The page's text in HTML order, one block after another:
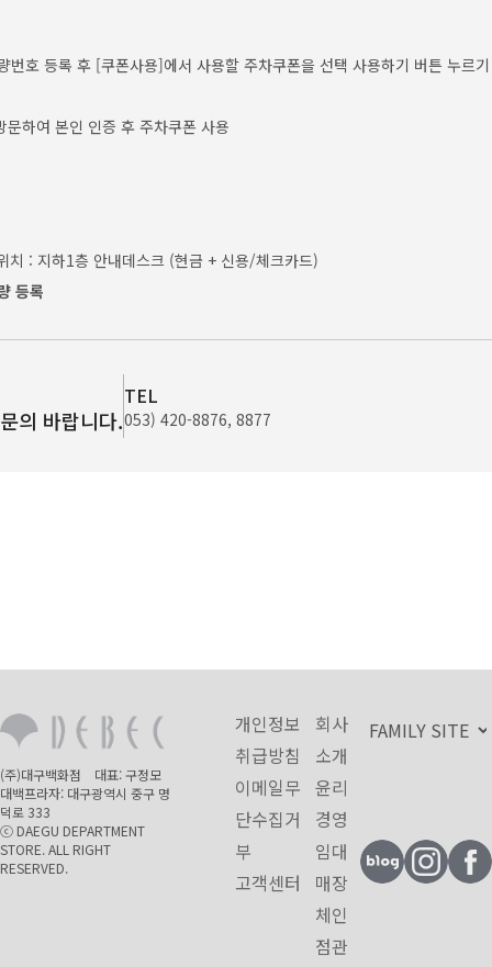
호 등록 후 [쿠폰사용]에서 사용할 주차쿠폰을 선택 사용하기 버튼 누르기
하여 본인 인증 후 주차쿠폰 사용
: 지하1층 안내데스크 (현금 + 신용/체크카드)
등록
의 바랍니다.
TEL
053) 420-8876, 8877
(주)대구백화점 대표: 구정모
대백프라자: 대구광역시 중구 명
덕로 333
ⓒ DAEGU DEPARTMENT
STORE. ALL RIGHT
RESERVED.
개인정보
취급방침
이메일무
단수집거
부
고객센터
회사
소개
윤리
경영
임대
매장
체인
점관